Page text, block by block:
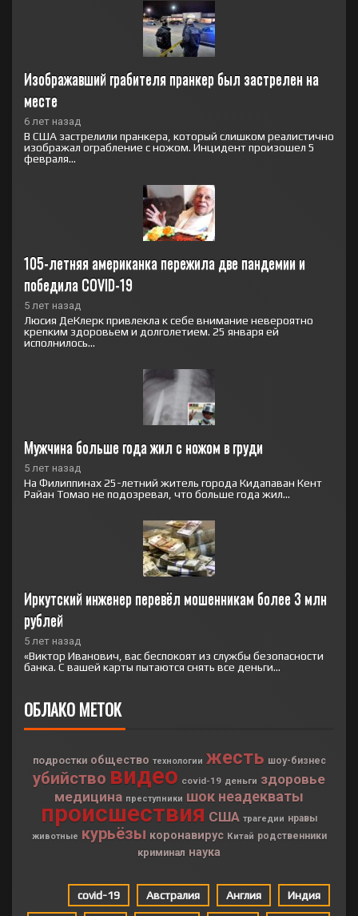
Изображавший грабителя пранкер был застрелен на
месте
6 лет назад
В США застрелили пранкера, который слишком реалистично
изображал ограбление с ножом. Инцидент произошел 5
февраля...
105-летняя американка пережила две пандемии и
победила COVID-19
5 лет назад
Люсия ДеКлерк привлекла к себе внимание невероятно
крепким здоровьем и долголетием. 25 января ей
исполнилось...
Мужчина больше года жил с ножом в груди
5 лет назад
На Филиппинах 25-летний житель города Кидапаван Кент
Райан Томао не подозревал, что больше года жил...
Иркутский инженер перевёл мошенникам более 3 млн
рублей
5 лет назад
«Виктор Иванович, вас беспокоят из службы безопасности
банка. С вашей карты пытаются снять все деньги...
ОБЛАКО МЕТОК
подростки общество технологии жесть шоу-бизнес
убийство видео covid-19 деньги здоровье
медицина преступники шок неадекваты
происшествия США трагедии нравы
животные курьёзы коронавирус Китай родственники
криминал наука
covid-19 Австралия Англия Индия